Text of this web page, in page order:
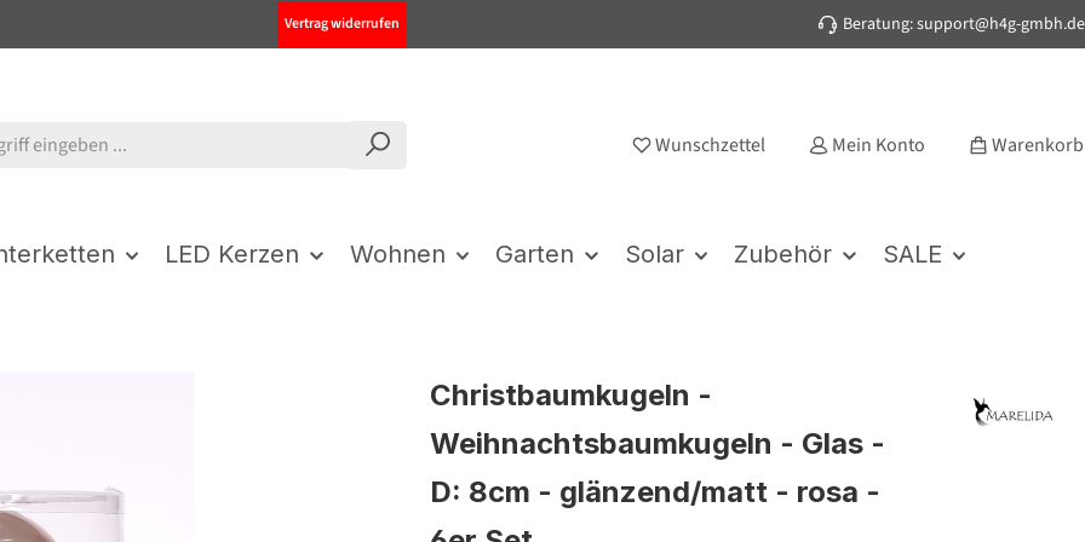
Vertrag widerrufen Beratung: support@h4g-gmbh.de
Wunschzettel Mein Konto Warenkorb
LED Kerzen Wohnen Garten Solar Zubehör SALE
Christbaumkugeln -
Weihnachtsbaumkugeln - Glas -
D: 8cm - glänzend/matt - rosa -